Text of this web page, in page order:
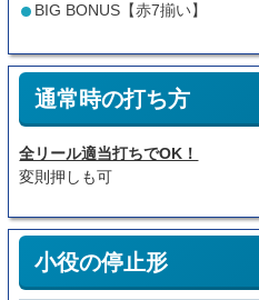
BIG BONUS【赤7揃い】
通常時の打ち方
全リール適当打ちでOK！
変則押しも可
小役の停止形